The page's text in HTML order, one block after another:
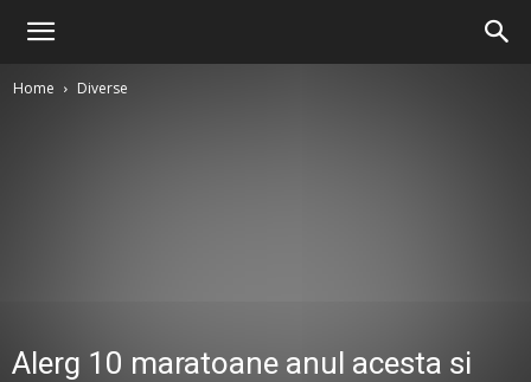
Home Diverse
Alerg 10 maratoane anul acesta si